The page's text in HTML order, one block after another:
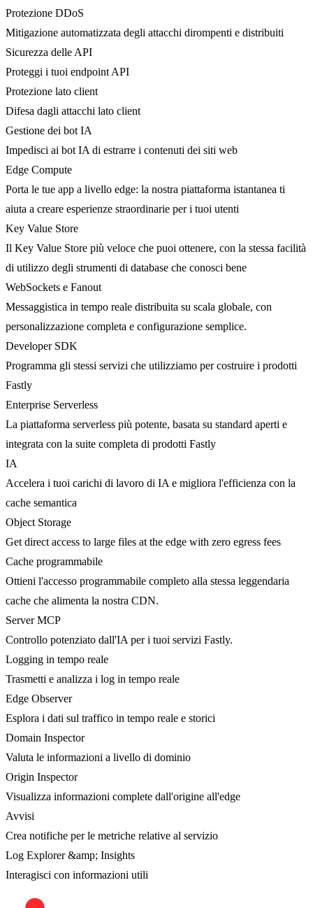
Protezione DDoS
Mitigazione automatizzata degli attacchi dirompenti e distribuiti
Sicurezza delle API
Proteggi i tuoi endpoint API
Protezione lato client
Difesa dagli attacchi lato client
Gestione dei bot IA
Impedisci ai bot IA di estrarre i contenuti dei siti web
Edge Compute
Porta le tue app a livello edge: la nostra piattaforma istantanea ti
aiuta a creare esperienze straordinarie per i tuoi utenti
Key Value Store
Il Key Value Store più veloce che puoi ottenere, con la stessa facilità
di utilizzo degli strumenti di database che conosci bene
WebSockets e Fanout
Messaggistica in tempo reale distribuita su scala globale, con
personalizzazione completa e configurazione semplice.
Developer SDK
Programma gli stessi servizi che utilizziamo per costruire i prodotti
Fastly
Enterprise Serverless
La piattaforma serverless più potente, basata su standard aperti e
integrata con la suite completa di prodotti Fastly
IA
Accelera i tuoi carichi di lavoro di IA e migliora l'efficienza con la
cache semantica
Object Storage
Get direct access to large files at the edge with zero egress fees
Cache programmabile
Ottieni l'accesso programmabile completo alla stessa leggendaria
cache che alimenta la nostra CDN.
Server MCP
Controllo potenziato dall'IA per i tuoi servizi Fastly.
Logging in tempo reale
Trasmetti e analizza i log in tempo reale
Edge Observer
Esplora i dati sul traffico in tempo reale e storici
Domain Inspector
Valuta le informazioni a livello di dominio
Origin Inspector
Visualizza informazioni complete dall'origine all'edge
Avvisi
Crea notifiche per le metriche relative al servizio
Log Explorer &amp; Insights
Interagisci con informazioni utili